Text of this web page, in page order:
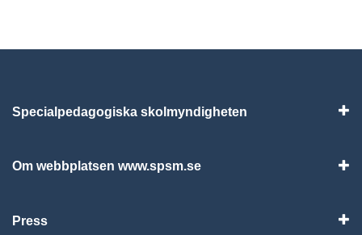
Specialpedagogiska skolmyndigheten
Om webbplatsen www.spsm.se
Press